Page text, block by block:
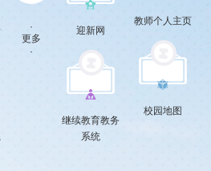
·
更多
·
迎新网
教师个人主页
继续教育教务
系统
校园地图